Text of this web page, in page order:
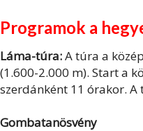
Programok a
Láma-túra:A túra a
(1.600-2.000 m). Start a
szerdánként 11 órakor. A
Gombatanösvény